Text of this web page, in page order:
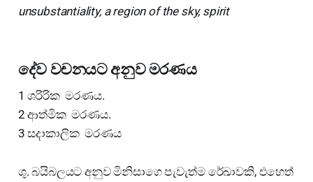
unsubstantiality, a region of the sky, spirit
දේව වචනයට අනුව මරණය
1 ශරිරික මරණය.
2 ආත්මික මරණය.
3 සදාකාලික මරණය
ශු. බයිබලයට අනුව මිනිසාගෙ පැවැත්ම රේඛාවකි, එහෙත්